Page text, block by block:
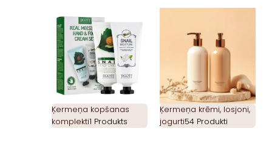
Ķermeņa kopšanas
komplekti1 Produkts
Ķermeņa krēmi, losjoni,
jogurti54 Produkti